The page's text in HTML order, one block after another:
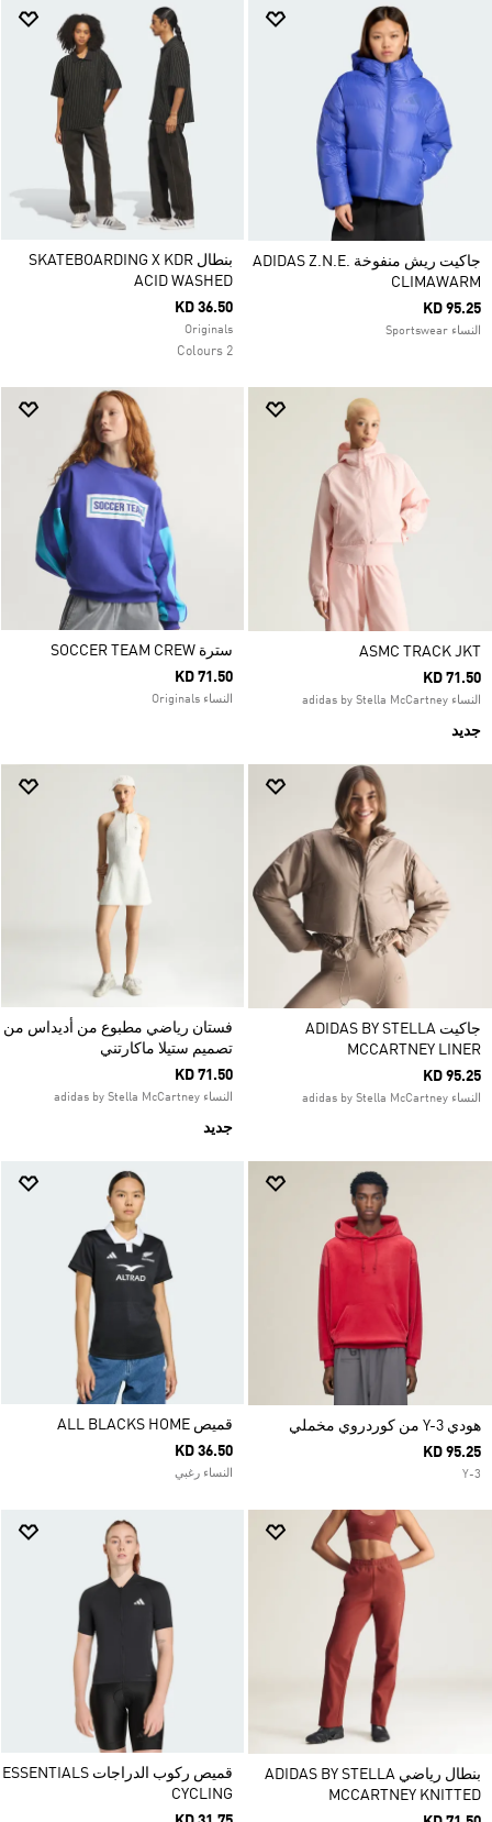
جاكيت ريش منفوخة ADIDAS Z.N.E.
CLIMAWARM
KD 95.25
النساء Sportswear
بنطال SKATEBOARDING X KDR
ACID WASHED
KD 36.50
Originals
2 Colours
ASMC TRACK JKT
KD 71.50
النساء adidas by Stella McCartney
جديد
سترة SOCCER TEAM CREW
KD 71.50
النساء Originals
جاكيت ADIDAS BY STELLA
MCCARTNEY LINER
KD 95.25
النساء adidas by Stella McCartney
فستان رياضي مطبوع من أديداس من
تصميم ستيلا ماكارتني
KD 71.50
النساء adidas by Stella McCartney
جديد
هودي Y-3 من كوردروي مخملي
KD 95.25
Y-3
قميص ALL BLACKS HOME
KD 36.50
النساء رغبي
بنطال رياضي ADIDAS BY STELLA
MCCARTNEY KNITTED
قميص ركوب الدراجات ESSENTIALS
CYCLING